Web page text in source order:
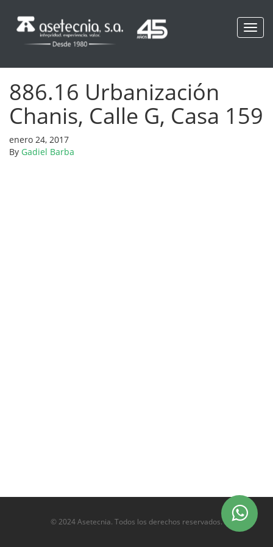
886.16 Urbanización
Chanis, Calle G, Casa 159
enero 24, 2017
By Gadiel Barba
© 2024 Asetecnia. Todos los derechos reservados.